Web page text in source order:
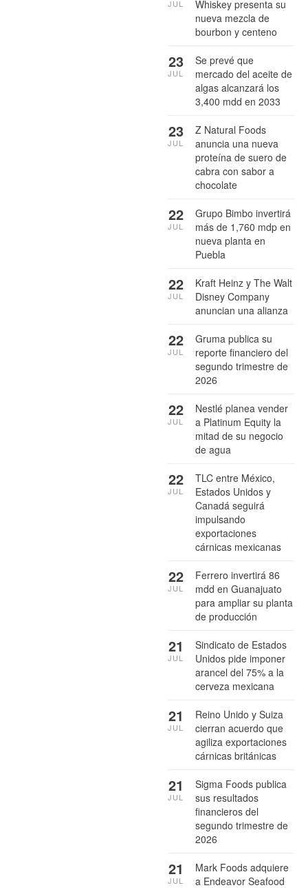
Whiskey presenta su
nueva mezcla de
bourbon y centeno
JUL
Se prevé que
mercado del aceite de
algas alcanzará los
3,400 mdd en 2033
23
JUL
Z Natural Foods
anuncia una nueva
proteína de suero de
cabra con sabor a
chocolate
23
JUL
Grupo Bimbo invertirá
más de 1,760 mdp en
nueva planta en
Puebla
22
JUL
Kraft Heinz y The Walt
Disney Company
anuncian una alianza
22
JUL
Gruma publica su
reporte financiero del
segundo trimestre de
2026
22
JUL
Nestlé planea vender
a Platinum Equity la
mitad de su negocio
de agua
22
JUL
TLC entre México,
Estados Unidos y
Canadá seguirá
impulsando
exportaciones
cárnicas mexicanas
22
JUL
Ferrero invertirá 86
mdd en Guanajuato
para ampliar su planta
de producción
22
JUL
Sindicato de Estados
Unidos pide imponer
arancel del 75% a la
cerveza mexicana
21
JUL
Reino Unido y Suiza
cierran acuerdo que
agiliza exportaciones
cárnicas británicas
21
JUL
Sigma Foods publica
sus resultados
financieros del
segundo trimestre de
2026
21
JUL
Mark Foods adquiere
a Endeavor Seafood
21
JUL